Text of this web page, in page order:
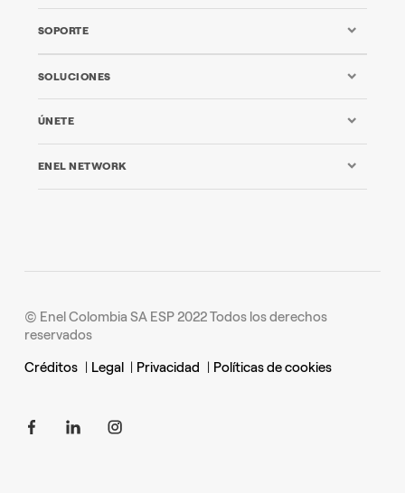
SOPORTE
SOLUCIONES
ÚNETE
ENEL NETWORK
© Enel Colombia SA ESP 2022 Todos los derechos
reservados
Créditos | Legal | Privacidad | Políticas de cookies